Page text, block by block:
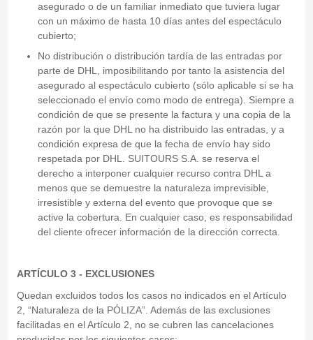
asegurado o de un familiar inmediato que tuviera lugar
con un máximo de hasta 10 días antes del espectáculo
cubierto;
No distribución o distribución tardía de las entradas por
parte de DHL, imposibilitando por tanto la asistencia del
asegurado al espectáculo cubierto (sólo aplicable si se ha
seleccionado el envío como modo de entrega). Siempre a
condición de que se presente la factura y una copia de la
razón por la que DHL no ha distribuido las entradas, y a
condición expresa de que la fecha de envío hay sido
respetada por DHL. SUITOURS S.A. se reserva el
derecho a interponer cualquier recurso contra DHL a
menos que se demuestre la naturaleza imprevisible,
irresistible y externa del evento que provoque que se
active la cobertura. En cualquier caso, es responsabilidad
del cliente ofrecer información de la dirección correcta.
ARTÍCULO 3 - EXCLUSIONES
Quedan excluidos todos los casos no indicados en el Artículo
2, “Naturaleza de la PÓLIZA”. Además de las exclusiones
facilitadas en el Artículo 2, no se cubren las cancelaciones